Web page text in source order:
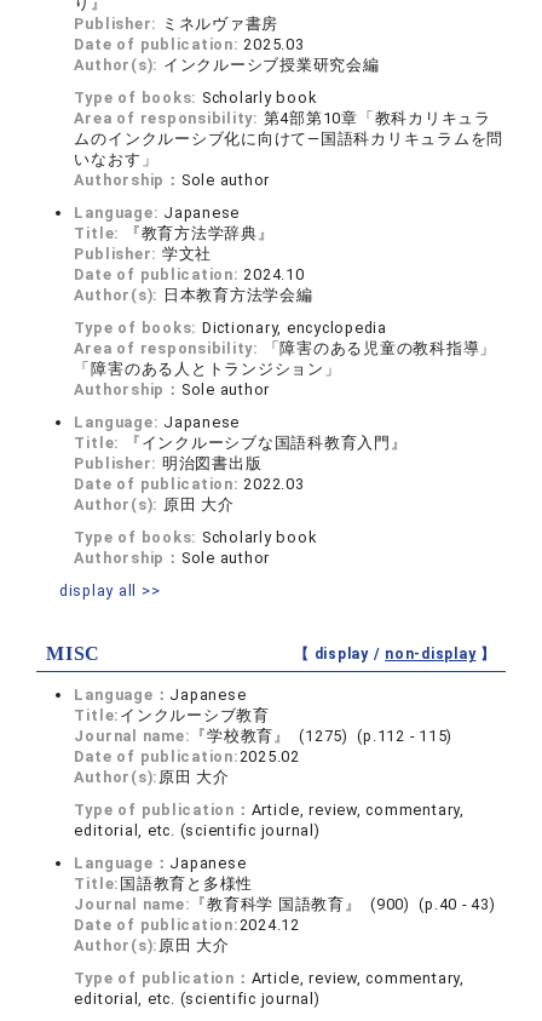
Publisher: ミネルヴァ書房
Date of publication:2025.03
Author(s): インクルーシブ授業研究会編
Type of books: Scholarly book
Area of responsibility: 第4部第10章「教科カリキュラ
ムのインクルーシブ化に向けて―国語科カリキュラムを問
いなおす」
Authorship： Sole author
Language: Japanese
Title:
『教育方法学辞典』
Publisher: 学文社
Date of publication:2024.10
Author(s): 日本教育方法学会編
Type of books: Dictionary, encyclopedia
Area of responsibility:
「障害のある児童の教科指導」
「障害のある人とトランジション」
Authorship： Sole author
Language: Japanese
Title:
『インクルーシブな国語科教育入門』
Publisher: 明治図書出版
Date of publication:2022.03
Author(s): 原田 大介
Type of books: Scholarly book
Authorship： Sole author
display all >>
MISC 【 display / non-display】
Language： Japanese
Title: インクルーシブ教育
Journal name: 『学校教育』 (1275) (p.112 - 115)
Date of publication:2025.02
Author(s): 原田 大介
Type of publication： Article, review, commentary,
editorial, etc. (scientific journal)
Language： Japanese
Title: 国語教育と多様性
Journal name: 『教育科学 国語教育』 (900) (p.40 - 43)
Date of publication:2024.12
Author(s): 原田 大介
Type of publication： Article, review, commentary,
editorial, etc. (scientific journal)